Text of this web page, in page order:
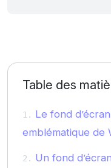
Table des
Le fond
emblématique de
Un fond